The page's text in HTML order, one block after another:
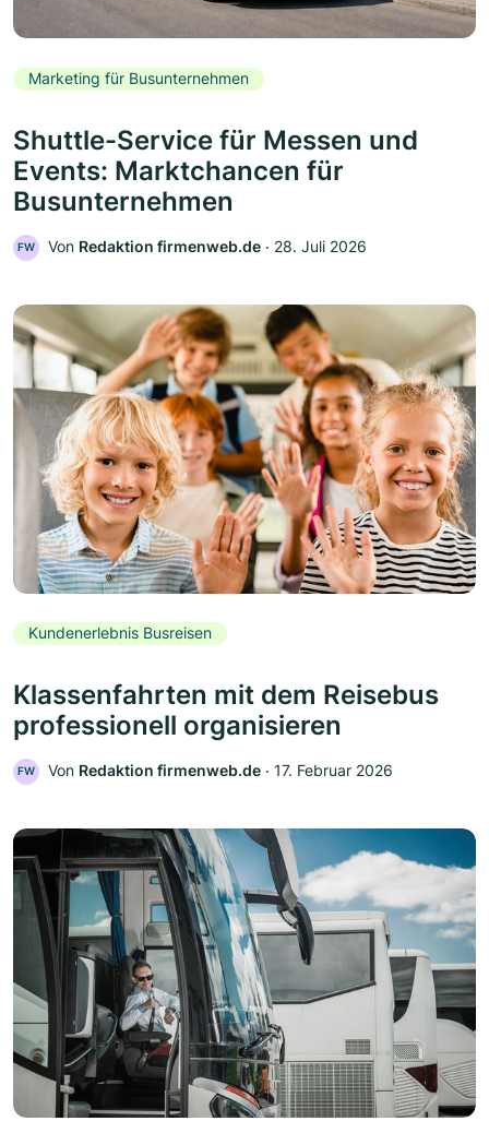
Marketing für Busunternehmen
Shuttle-Service für Messen und
Events: Marktchancen für
Busunternehmen
FW Von Redaktion firmenweb.de ‧ 28. Juli 2026
Kundenerlebnis Busreisen
Klassenfahrten mit dem Reisebus
professionell organisieren
FW Von Redaktion firmenweb.de ‧ 17. Februar 2026